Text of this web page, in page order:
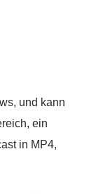
und kann
ein
in MP4,